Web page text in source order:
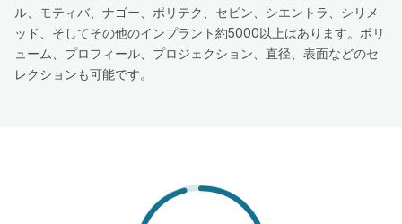
ル、モティバ、ナゴー、ポリテク、セビン、シエントラ、シリメ
ッド、そしてその他のインプラント約5000以上はあります。ボリ
ューム、プロフィール、プロジェクション、直径、表面などのセ
レクションも可能です。